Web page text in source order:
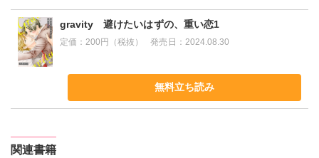
gravity 避けたいはずの、重い恋1
定価： 200円（税抜） 発売日： 2024.08.30
無料立ち読み
関連書籍